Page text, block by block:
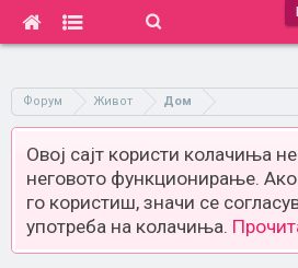
Форум Живот Дом
Овој сајт користи колачиња
неговото функционирање.
го користиш, значи се
употреба на колачиња.